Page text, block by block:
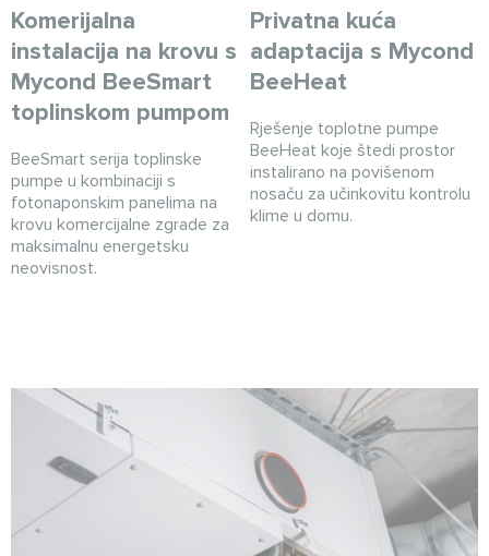
Komerijalna
instalacija na krovu s
Mycond BeeSmart
toplinskom pumpom
BeeSmart serija toplinske
pumpe u kombinaciji s
fotonaponskim panelima na
krovu komercijalne zgrade za
maksimalnu energetsku
neovisnost.
Privatna kuća
adaptacija s Mycond
BeeHeat
Rješenje toplotne pumpe
BeeHeat koje štedi prostor
instalirano na povišenom
nosaču za učinkovitu kontrolu
klime u domu.